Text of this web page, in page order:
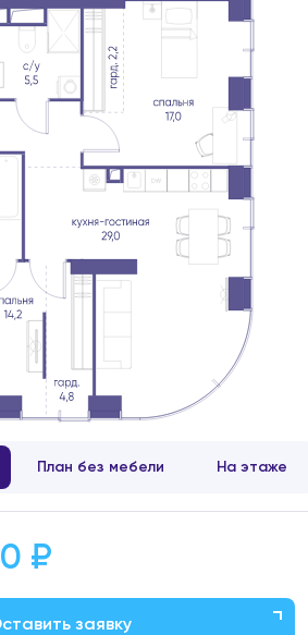
План без мебели На этаже
₽
заявку